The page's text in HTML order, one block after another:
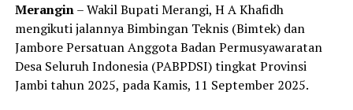
Merangin– Wakil Bupati Merangi, H A Khafidh
mengikuti jalannya Bimbingan Teknis (Bimtek) dan
Jambore Persatuan Anggota Badan Permusyawaratan
Desa Seluruh Indonesia (PABPDSI) tingkat Provinsi
Jambi tahun 2025, pada Kamis, 11 September 2025.